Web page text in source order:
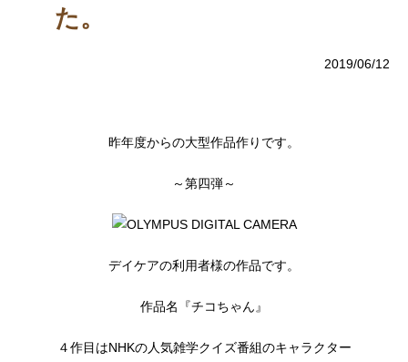
た。
2019/06/12
昨年度からの大型作品作りです。
～第四弾～
デイケアの利用者様の作品です。
作品名『チコちゃん』
４作目はNHKの人気雑学クイズ番組のキャラクター